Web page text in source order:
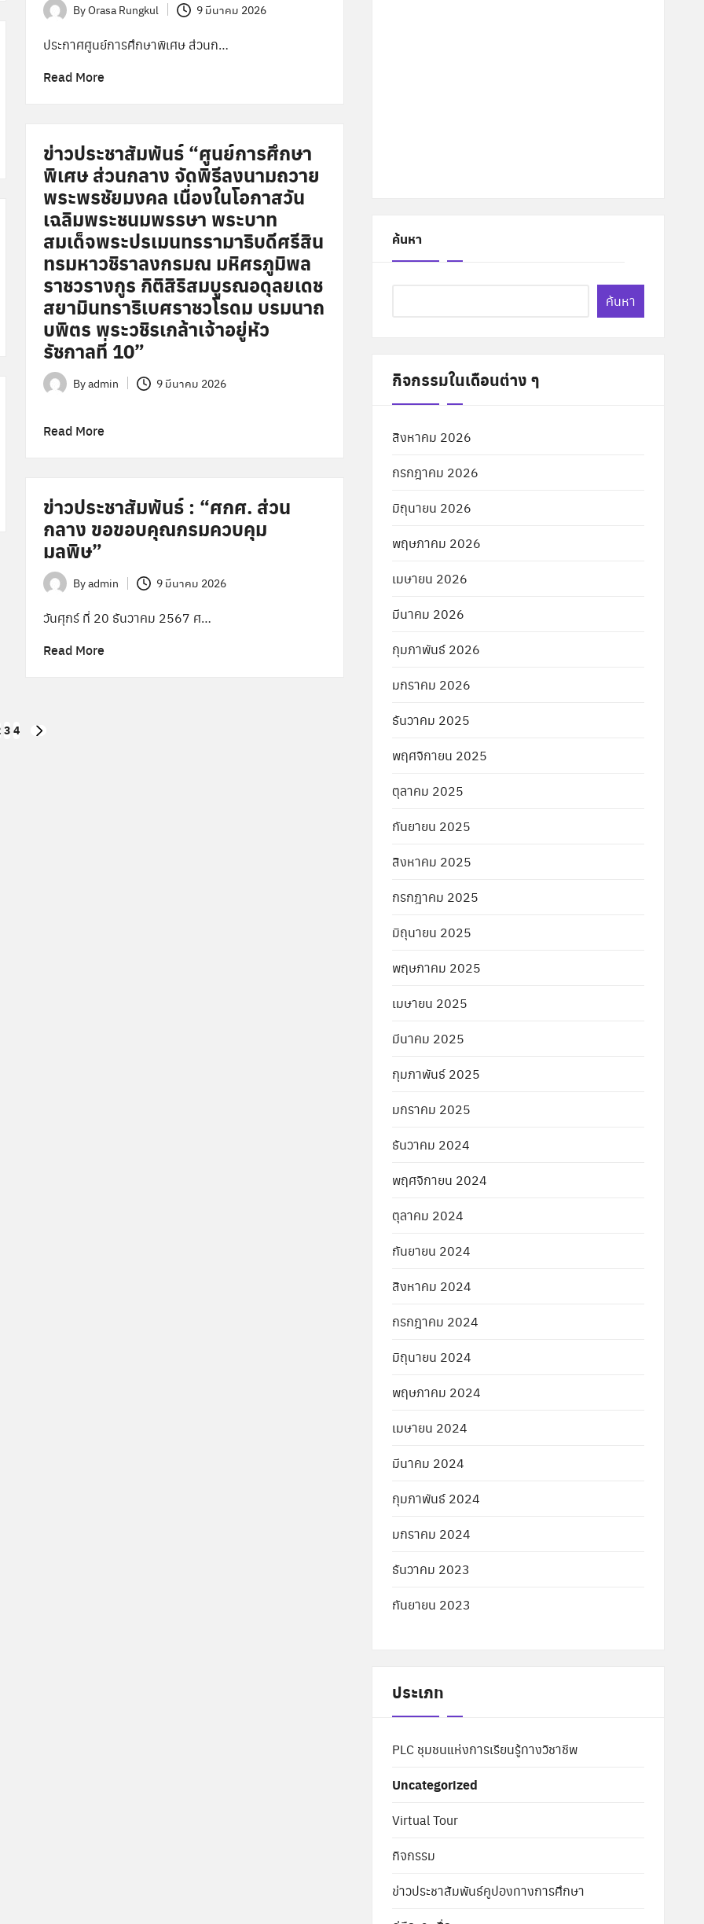
Posted
by
ByOrasa Rungkul 9 มีนาคม 2026
ประกาศศูนย์การศึกษาพิเศษ ส่วนก…
Read More
ข่าวประชาสัมพันธ์ “ศูนย์การศึกษา
พิเศษ ส่วนกลาง จัดพิธีลงนามถวาย
พระพรชัยมงคล เนื่องในโอกาสวัน
เฉลิมพระชนมพรรษา พระบาท
สมเด็จพระปรเมนทรรามาธิบดีศรีสิน
ทรมหาวชิราลงกรมณ มหิศรภูมิพล
ราชวรางกูร กิติสิริสมบูรณอดุลยเดช
สยามินทราธิเบศราชวโรดม บรมนาถ
บพิตร พระวชิรเกล้าเจ้าอยู่หัว
รัชกาลที่ 10”
Posted
Byadmin 9 มีนาคม 2026
Read More
ข่าวประชาสัมพันธ์ : “ศกศ. ส่วน
กลาง ขอขอบคุณกรมควบคุม
มลพิษ”
Posted
by
Byadmin 9 มีนาคม 2026
วันศุกร์ ที่ 20 ธันวาคม 2567 ศ…
Read More
34
ค้นหา
ค้นหา
กิจกรรมในเดือนต่าง ๆ
สิงหาคม 2026
กรกฎาคม 2026
มิถุนายน 2026
พฤษภาคม 2026
เมษายน 2026
มีนาคม 2026
กุมภาพันธ์ 2026
มกราคม 2026
ธันวาคม 2025
พฤศจิกายน 2025
ตุลาคม 2025
กันยายน 2025
สิงหาคม 2025
กรกฎาคม 2025
มิถุนายน 2025
พฤษภาคม 2025
เมษายน 2025
มีนาคม 2025
กุมภาพันธ์ 2025
มกราคม 2025
ธันวาคม 2024
พฤศจิกายน 2024
ตุลาคม 2024
กันยายน 2024
สิงหาคม 2024
กรกฎาคม 2024
มิถุนายน 2024
พฤษภาคม 2024
เมษายน 2024
มีนาคม 2024
กุมภาพันธ์ 2024
มกราคม 2024
ธันวาคม 2023
กันยายน 2023
ประเภท
PLC ชุมชนแห่งการเรียนรู้ทางวิชาชีพ
Uncategorized
Virtual Tour
กิจกรรม
ข่าวประชาสัมพันธ์คูปองทางการศึกษา